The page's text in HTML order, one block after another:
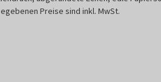
Preise sind inkl. MwSt.